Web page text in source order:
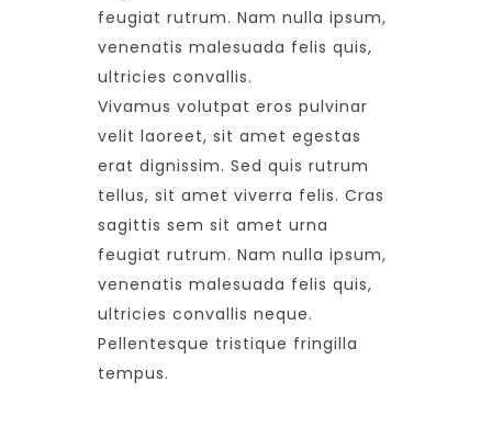
feugiat rutrum. Nam nulla ipsum,
venenatis malesuada felis quis,
ultricies convallis.
Vivamus volutpat eros pulvinar
velit laoreet, sit amet egestas
erat dignissim. Sed quis rutrum
tellus, sit amet viverra felis. Cras
sagittis sem sit amet urna
feugiat rutrum. Nam nulla ipsum,
venenatis malesuada felis quis,
ultricies convallis neque.
Pellentesque tristique fringilla
tempus.